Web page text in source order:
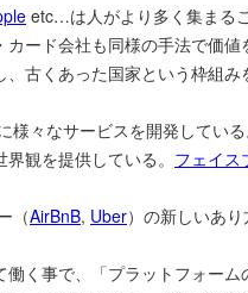
etc…は人がより多く集まる
ード会社も同様の手法で価
古くあった国家という枠組
様々なサービスを開発してい
観を提供している。 フェイス
（AirBnB, Uber）の新しいあ
く事で、「プラットフォー